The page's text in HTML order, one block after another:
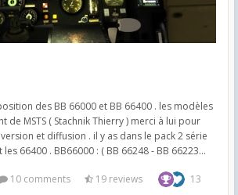
des BB 66000 et BB 66400 . les modèles
de MSTS ( Stachnik Thierry ) merci à lui pour
et diffusion . il y as dans le pack 2 série
66400 . BB66000 : ( BB 66248 - BB 66223...
10 comments 19 reviews 13